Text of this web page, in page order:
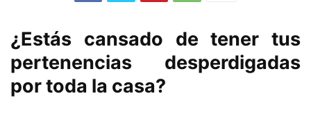
¿Estás cansado de tener tus
pertenencias desperdigadas
por toda la casa?